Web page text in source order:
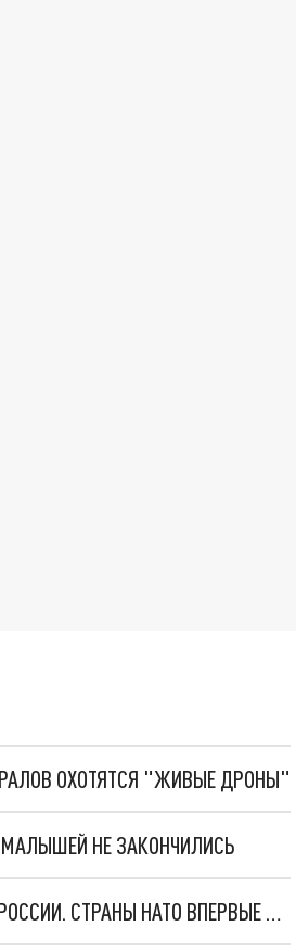
ОХОТЯТСЯ "ЖИВЫЕ ДРОНЫ"
НЕ ЗАКОНЧИЛИСЬ
"ОЧЕНЬ ПЛОХИЕ НОВОСТИ": БОЛЬШАЯ ОШИБКА PALANTIR В РОССИИ. СТРАНЫ НАТО ВПЕРВЫЕ ЗА СВО ОСТАНОВИЛИ ПОСТАВКИ ОРУЖИЯ. ВСУ ТЕРЯЮТ ПРИГРАНИЧЬЕ?